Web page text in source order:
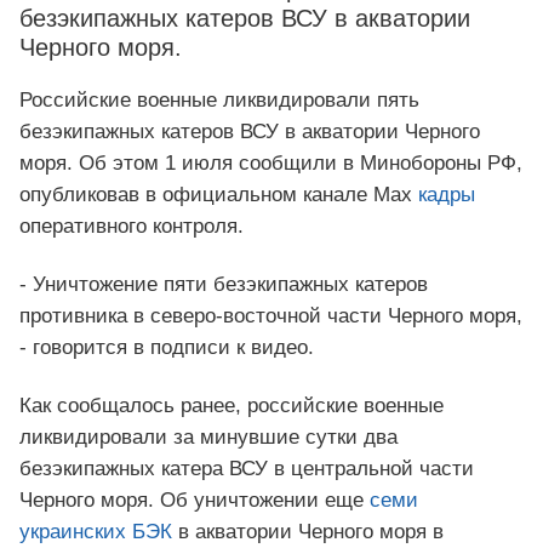
безэкипажных катеров ВСУ в акватории
Черного моря.
Российские военные ликвидировали пять
безэкипажных катеров ВСУ в акватории Черного
моря. Об этом 1 июля сообщили в Минобороны РФ,
опубликовав в официальном канале Мах кадры
оперативного контроля.
- Уничтожение пяти безэкипажных катеров
противника в северо-восточной части Черного моря,
- говорится в подписи к видео.
Как сообщалось ранее, российские военные
ликвидировали за минувшие сутки два
безэкипажных катера ВСУ в центральной части
Черного моря. Об уничтожении еще семи
украинских БЭК в акватории Черного моря в